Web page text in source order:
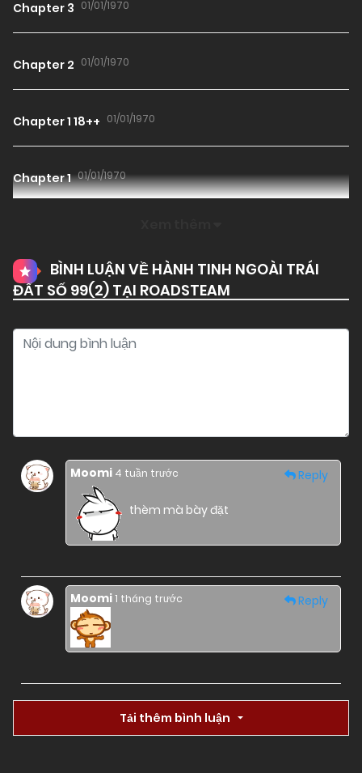
Chapter 3 01/01/1970
Chapter 2 01/01/1970
Chapter 1 18++ 01/01/1970
Chapter 1 01/01/1970
BÌNH LUẬN VỀ HÀNH TINH NGOÀI TRÁI
ĐẤT SỐ 99(2) TẠI ROADSTEAM
Moomi 4 tuần trước
thèm mà bày đặt
Reply
Moomi1 tháng trước Reply
Tải thêm bình luận